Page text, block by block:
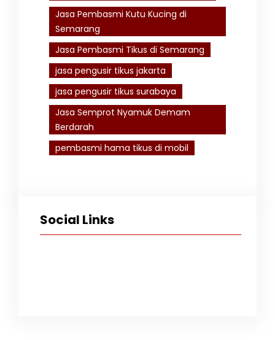
Jasa Pembasmi Kutu Kucing di
Semarang
Jasa Pembasmi Tikus di Semarang
jasa pengusir tikus jakarta
jasa pengusir tikus surabaya
Jasa Semprot Nyamuk Demam
Berdarah
pembasmi hama tikus di mobil
Social Links